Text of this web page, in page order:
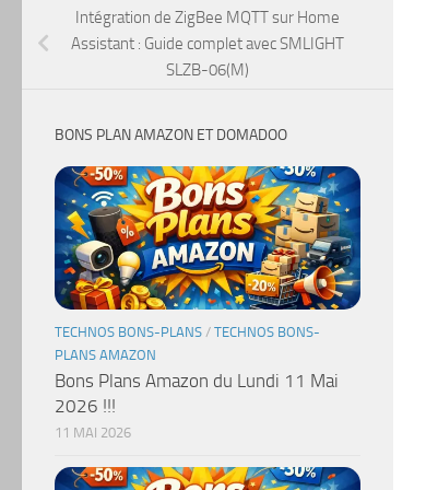
Intégration de ZigBee MQTT sur Home
Assistant : Guide complet avec SMLIGHT
SLZB-06(M)
BONS PLAN AMAZON ET DOMADOO
TECHNOS BONS-PLANS / TECHNOS BONS-
PLANS AMAZON
Bons Plans Amazon du Lundi 11 Mai
2026 !!!
11 MAI 2026